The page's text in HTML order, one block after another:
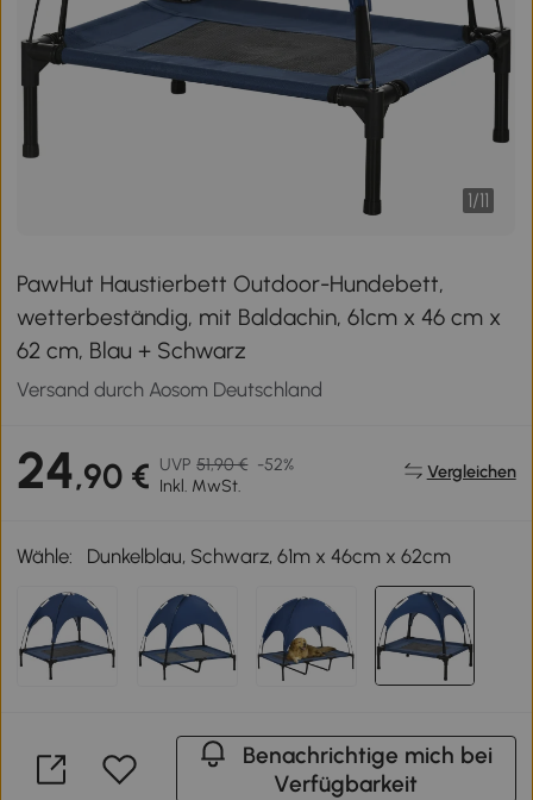
1/11
PawHut Haustierbett Outdoor-Hundebett,
wetterbeständig, mit Baldachin, 61cm x 46 cm x
62 cm, Blau + Schwarz
Versand durch Aosom Deutschland
24,90 € UVP 51,90 € -52%
Inkl. MwSt.
Vergleichen
Wähle: Dunkelblau, Schwarz, 61m x 46cm x 62cm
Benachrichtige mich bei
Verfügbarkeit